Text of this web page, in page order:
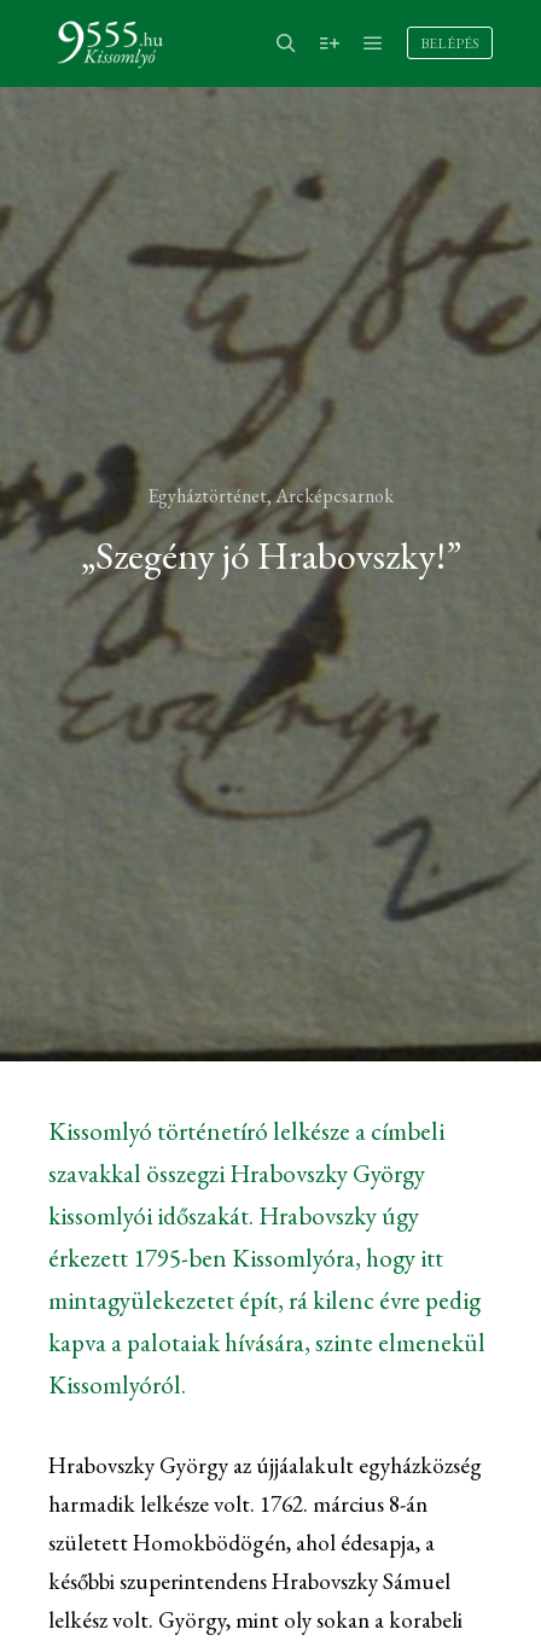
BELÉPÉS
Egyháztörténet,Arcképcsarnok
„Szegény jó Hrabovszky!”
Kissomlyó történetíró lelkésze a címbeli
szavakkal összegzi Hrabovszky György
kissomlyói időszakát. Hrabovszky úgy
érkezett 1795-ben Kissomlyóra, hogy itt
mintagyülekezetet épít, rá kilenc évre pedig
kapva a palotaiak hívására, szinte elmenekül
Kissomlyóról.
Hrabovszky György az újjáalakult egyházközség
harmadik lelkésze volt. 1762. március 8-án
született Homokbödögén, ahol édesapja, a
későbbi szuperintendens Hrabovszky Sámuel
lelkész volt. György, mint oly sokan a korabeli